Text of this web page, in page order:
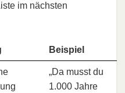
im nächsten
Beispiel
„Da musst du
1.000 Jahre